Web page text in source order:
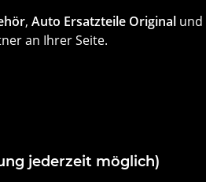
, Auto Ersatzteile Original und
an Ihrer Seite.
jederzeit möglich)